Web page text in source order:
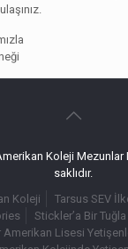
Koleji Mezunlar
saklıdır.
Koleji
Tarsus SEV
Stickler’a Bir
Amerikan Lisesi